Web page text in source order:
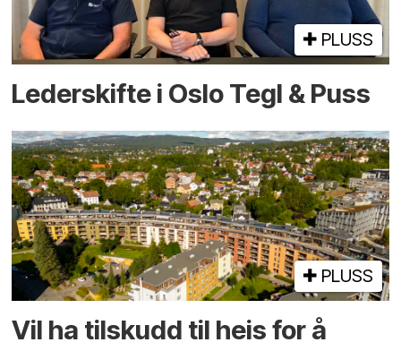
PLUSS
Lederskifte i Oslo Tegl & Puss
PLUSS
Vil ha tilskudd til heis for å